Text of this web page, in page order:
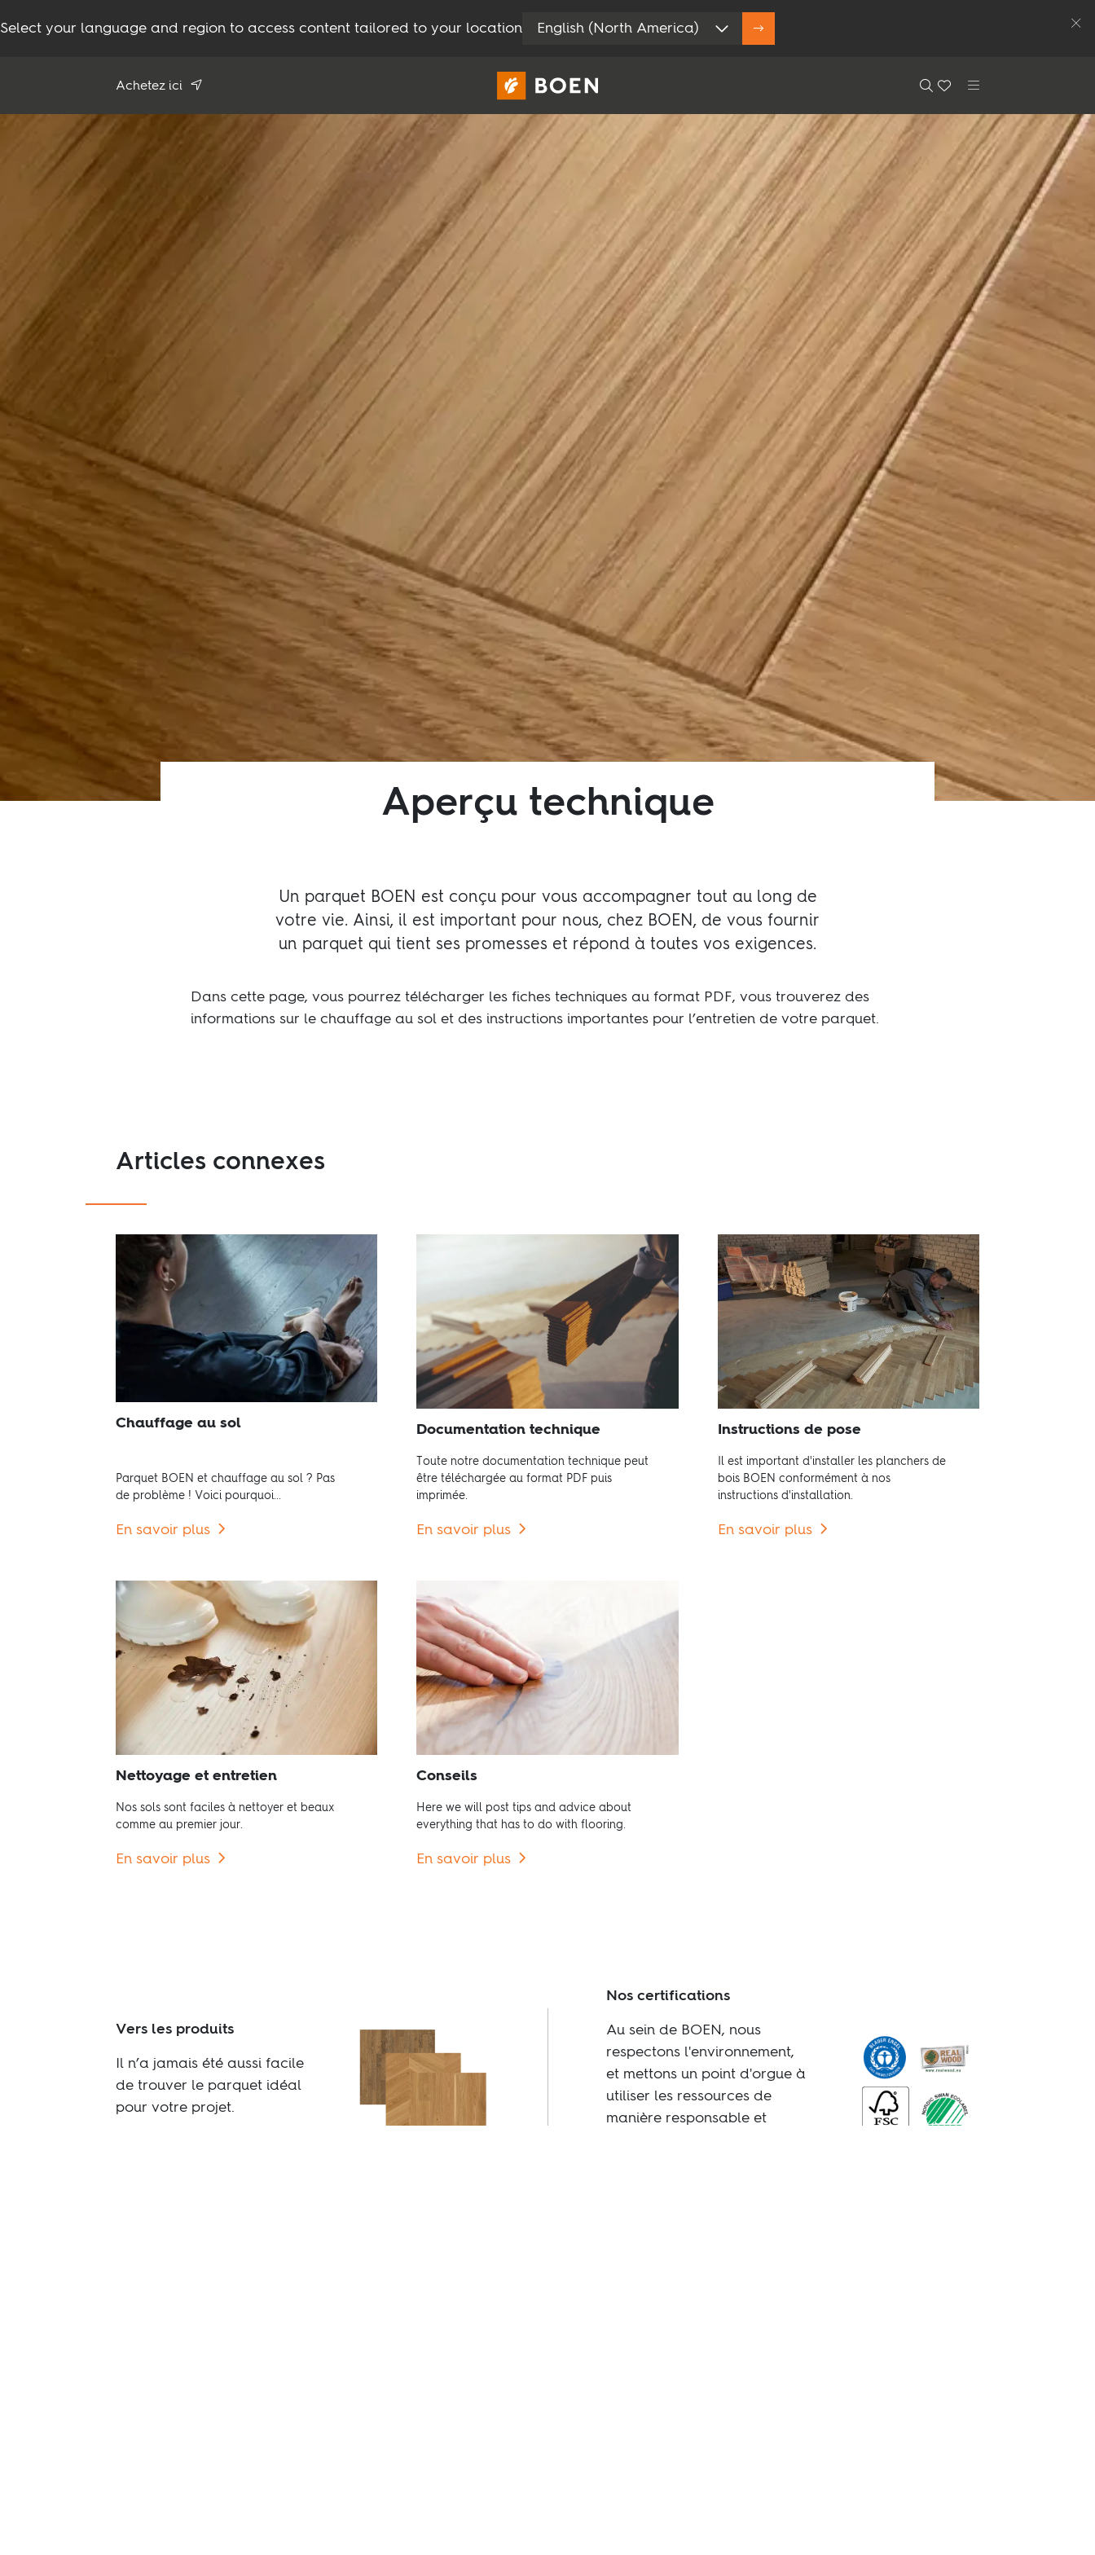
Select your language and region to access content tailored to your location English (North America)
Achetez ici
Utiliser ma
Voir tous les revendeurs
Search
Search
Floor.Wishlist
Consommateur Professionnel
Inspiration
Technique
Nous suivre:
FacebookInstagramPinterestLinkedinYoutube
Aperçu technique
Un parquet BOEN est conçu pour vous accompagner tout au long de
votre vie. Ainsi, il est important pour nous, chez BOEN, de vous fournir
un parquet qui tient ses promesses et répond à toutes vos exigences.
Dans cette page, vous pourrez télécharger les fiches techniques au format PDF, vous trouverez des
informations sur le chauffage au sol et des instructions importantes pour l’entretien de votre parquet.
Articles connexes
Chauffage au sol
Parquet BOEN et chauffage au sol ? Pas
de problème ! Voici pourquoi...
En savoir plus
Documentation technique
Toute notre documentation technique peut
être téléchargée au format PDF puis
imprimée.
En savoir plus
Instructions de pose
Il est important d'installer les planchers de
bois BOEN conformément à nos
instructions d'installation.
En savoir plus
Nettoyage et entretien
Nos sols sont faciles à nettoyer et beaux
comme au premier jour.
En savoir plus
Conseils
Here we will post tips and advice about
everything that has to do with flooring.
En savoir plus
Vers les produits
Il n’a jamais été aussi facile
de trouver le parquet idéal
pour votre projet.
Nos certifications
Au sein de BOEN, nous
respectons l'environnement,
et mettons un point d'orgue à
utiliser les ressources de
manière responsable et